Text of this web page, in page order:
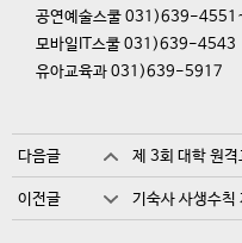
공연예술스쿨 031)639-
모바일IT스쿨 031)639-4543
유아교육과 031)639-5917
다음글 제 3회 대학 원
이전글 기숙사 사생수칙